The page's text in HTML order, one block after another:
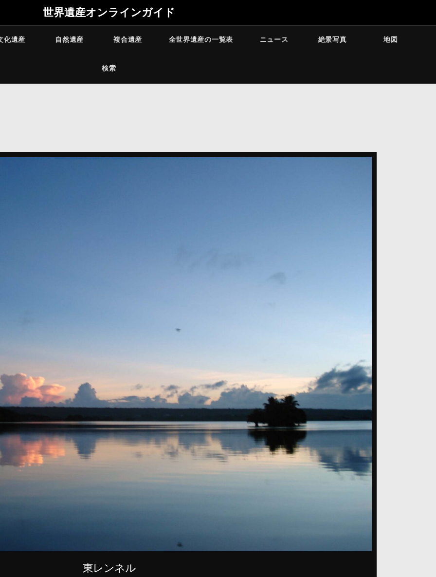
世界遺産オンラインガイド
化遺産 自然遺産 複合遺産 全世界遺産の一覧表 ニュース 絶景写真 地図
検索
東レンネル